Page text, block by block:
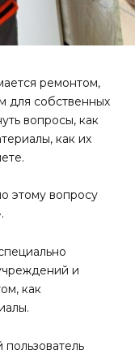
ремонтом,
для собственных
вопросы, как
как их
этому вопросу
и
как